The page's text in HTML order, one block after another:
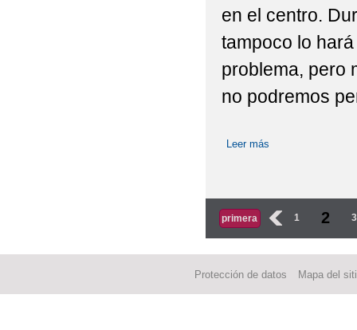
en el centro.
tampoco lo
problema, pero
no podremos
Leer más
Páginas
primera ‹ 1 2 3
Protección de datos Mapa del